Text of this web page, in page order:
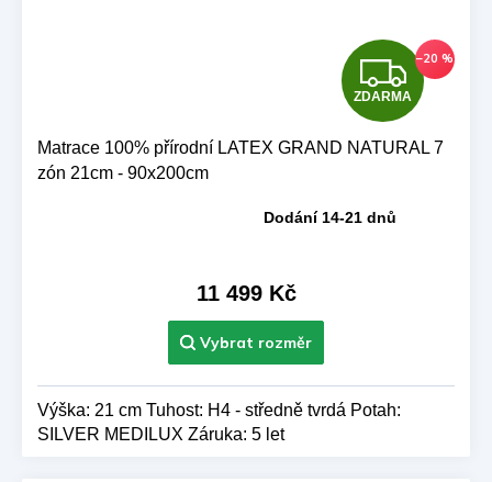
Z
D
A
ZDARMA
–20 %
Matrace 100% přírodní LATEX GRAND NATURAL 7
zón 21cm - 90x200cm
Dodání 14-21 dnů
11 499 Kč
Výška: 21 cm Tuhost: H4 - středně tvrdá Potah:
SILVER MEDILUX Záruka: 5 let